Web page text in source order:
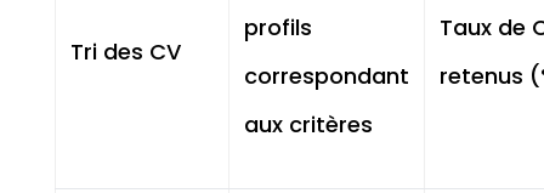
Tri des CV
profils
correspondant
aux critères
Taux de
retenus